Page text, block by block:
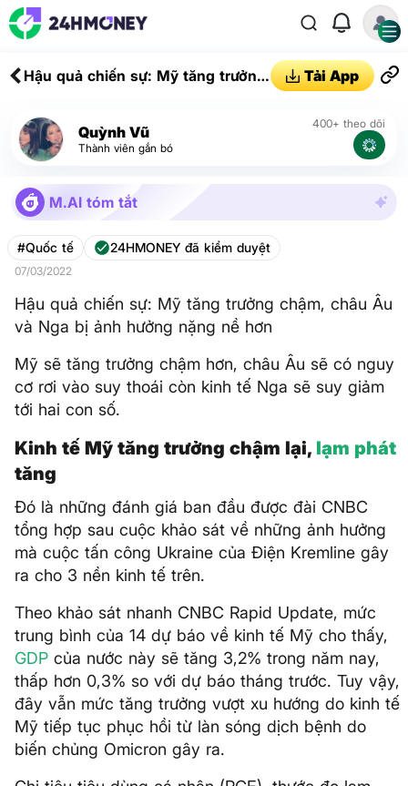
Hậu quả chiến sự: Mỹ tăng trưởng
hưởng nặng nề hơn
Tải App
Quỳnh Vũ
Thành viên gắn bó
400+ theo dõi
M.AI tóm tắt
#Quốc tế 24HMONEY đã kiểm duyệt
07/03/2022
Hậu quả chiến sự: Mỹ tăng trưởng chậm, châu Âu
và Nga bị ảnh hưởng nặng nề hơn
Mỹ sẽ tăng trưởng chậm hơn, châu Âu sẽ có nguy
cơ rơi vào suy thoái còn kinh tế Nga sẽ suy giảm
tới hai con số.
Kinh tế Mỹ tăng trưởng chậm lại, lạm phát
tăng
Đó là những đánh giá ban đầu được đài CNBC
tổng hợp sau cuộc khảo sát về những ảnh hưởng
mà cuộc tấn công Ukraine của Điện Kremline gây
ra cho 3 nền kinh tế trên.
Theo khảo sát nhanh CNBC Rapid Update, mức
trung bình của 14 dự báo về kinh tế Mỹ cho thấy,
GDP của nước này sẽ tăng 3,2% trong năm nay,
thấp hơn 0,3% so với dự báo tháng trước. Tuy vậy,
đây vẫn mức tăng trưởng vượt xu hướng do kinh tế
Mỹ tiếp tục phục hồi từ làn sóng dịch bệnh do
biến chủng Omicron gây ra.